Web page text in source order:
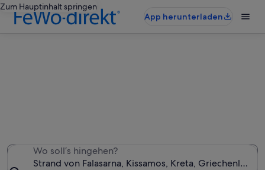
Zum Hauptinhalt springen
App herunterladen
Wo soll’s hingehen?
Strand von Falasarna, Kissamos, Kreta, Griechenland